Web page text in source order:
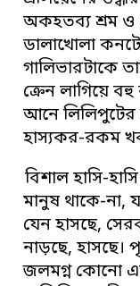
অকহতব্য শ্রম ও
ডালাখোলা
গালিভারটাকে
ক্রেন লাগিয়ে
আনে লিলিপুটের
হাস্যকর-রকম
বিশাল হাসি-
মানুষ থাকে-না,
যেন হাসছে,
নাড়ছে, হাসছে।
জলমগ্ন কোনো